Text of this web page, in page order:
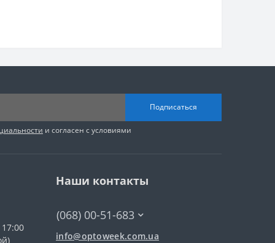
Подписаться
и согласен с условиями
Наши контакты
(068) 00-51-683
info@optoweek.com.ua